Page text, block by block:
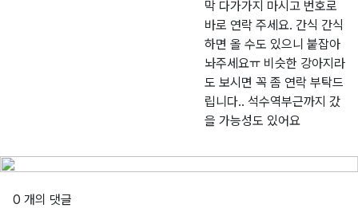
막 다가가지 마시고 번호로
바로 연락 주세요. 간식 간식
하면 올 수도 있으니 붙잡아
놔주세요ㅠ 비슷한 강아지라
도 보시면 꼭 좀 연락 부탁드
립니다.. 석수역부근까지 갔
을 가능성도 있어요
0 개의 댓글